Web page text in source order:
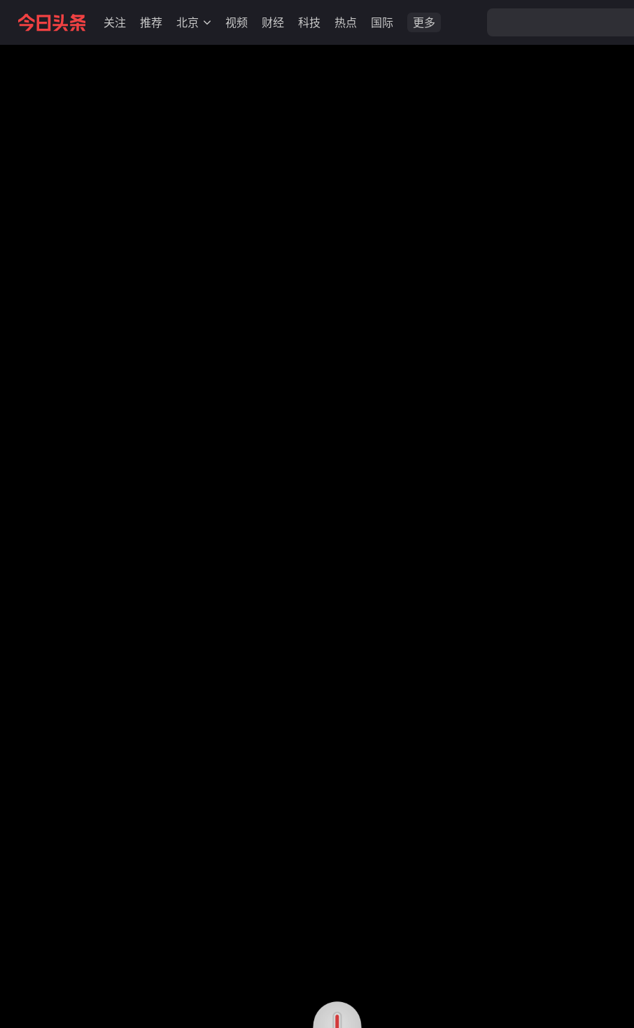
关注 推荐 北京 视频 财经 科技 热点 国际 更多